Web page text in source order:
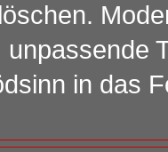
in das